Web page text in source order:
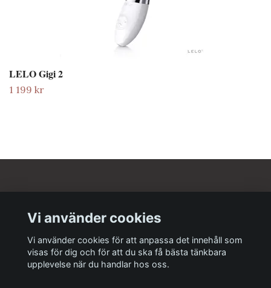
LELO Gigi 2
1 199 kr
Kundtjänst
Vi använder cookies
Vi använder cookies för att anpassa det innehåll som
visas för dig och för att du ska få bästa tänkbara
upplevelse när du handlar hos oss.